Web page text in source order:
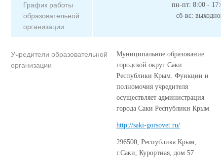
График работы
образовательной
организации
пн-пт: 8:00 -
сб-вс:
Учредители образовательной
организации
Муниципальное образование
городской округ Саки
Республики Крым. Функции и
полномочия учредителя
осуществляет администрация
города Саки Республики Крым
http://saki-gorsovet.ru/
296500, Республика Крым,
г.Саки, Курортная, дом 57